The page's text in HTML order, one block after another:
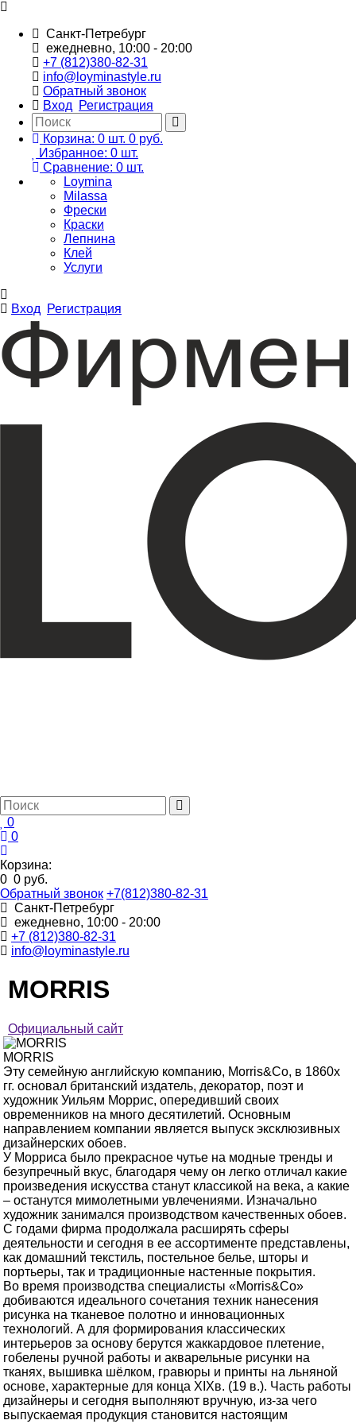
Санкт-Петребург
ежедневно, 10:00 - 20:00
+7 (812)380-82-31
info@loyminastyle.ru
Обратный звонок
Вход
Регистрация
Корзина: 0 шт. 0 руб.
Избранное: 0 шт.
Сравнение: 0 шт.
Loymina
Milassa
Фрески
Краски
Лепнина
Клей
Услуги
Вход Регистрация
0
0
Корзина:
0 0 руб.
Обратный звонок +7(812)380-82-31
Санкт-Петребург
ежедневно, 10:00 - 20:00
+7 (812)380-82-31
info@loyminastyle.ru
MORRIS
Официальный сайт
MORRIS
Эту семейную английскую компанию, Morris&Co, в 1860х
гг. основал британский издатель, декоратор, поэт и
художник Уильям Моррис, опередивший своих
овременников на много десятилетий. Основным
направлением компании является выпуск эксклюзивных
дизайнерских обоев.
У Морриса было прекрасное чутье на модные тренды и
безупречный вкус, благодаря чему он легко отличал какие
произведения искусства станут классикой на века, а какие
– останутся мимолетными увлечениями. Изначально
художник занимался производством качественных обоев.
С годами фирма продолжала расширять сферы
деятельности и сегодня в ее ассортименте представлены,
как домашний текстиль, постельное белье, шторы и
портьеры, так и традиционные настенные покрытия.
Во время производства специалисты «Morris&Co»
добиваются идеального сочетания техник нанесения
рисунка на тканевое полотно и инновационных
технологий. А для формирования классических
интерьеров за основу берутся жаккардовое плетение,
гобелены ручной работы и акварельные рисунки на
тканях, вышивка шёлком, гравюры и принты на льняной
основе, характерные для конца XIXв. (19 в.). Часть работы
дизайнеры и сегодня выполняют вручную, из-за чего
выпускаемая продукция становится настоящим